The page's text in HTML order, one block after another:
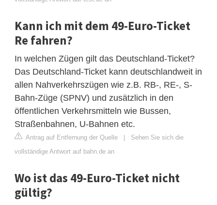
Kann ich mit dem 49-Euro-Ticket
Re fahren?
In welchen Zügen gilt das Deutschland-Ticket?
Das Deutschland-Ticket kann deutschlandweit in
allen Nahverkehrszügen wie z.B. RB-, RE-, S-
Bahn-Züge (SPNV) und zusätzlich in den
öffentlichen Verkehrsmitteln wie Bussen,
Straßenbahnen, U-Bahnen etc.
Antrag auf Entfernung der Quelle | Sehen Sie sich die
vollständige Antwort auf bahn.de an
Wo ist das 49-Euro-Ticket nicht
gültig?